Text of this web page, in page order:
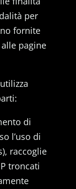
per
fornite
pagine
di
l’uso di
raccoglie
troncati